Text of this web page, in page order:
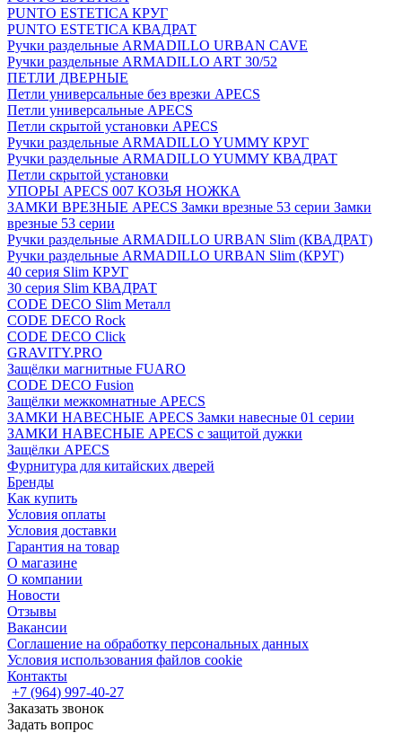
PUNTO ESTETICA КРУГ
PUNTO ESTETICA КВАДРАТ
Ручки раздельные ARMADILLO URBAN CAVE
Ручки раздельные ARMADILLO ART 30/52
ПЕТЛИ ДВЕРНЫЕ
Петли универсальные без врезки APECS
Петли универсальные APECS
Петли скрытой установки APECS
Ручки раздельные ARMADILLO YUMMY КРУГ
Ручки раздельные ARMADILLO YUMMY КВАДРАТ
Петли скрытой установки
УПОРЫ APECS 007 КОЗЬЯ НОЖКА
ЗАМКИ ВРЕЗНЫЕ APECS Замки врезные 53 серии Замки
врезные 53 серии
Ручки раздельные ARMADILLO URBAN Slim (КВАДРАТ)
Ручки раздельные ARMADILLO URBAN Slim (КРУГ)
40 серия Slim КРУГ
30 серия Slim КВАДРАТ
CODE DECO Slim Металл
CODE DECO Rock
CODE DECO Click
GRAVITY.PRO
Защёлки магнитные FUARO
CODE DECO Fusion
Защёлки межкомнатные APECS
ЗАМКИ НАВЕСНЫЕ APECS Замки навесные 01 серии
ЗАМКИ НАВЕСНЫЕ APECS с защитой дужки
Защёлки APECS
Фурнитура для китайских дверей
Бренды
Как купить
Условия оплаты
Условия доставки
Гарантия на товар
О магазине
О компании
Новости
Отзывы
Вакансии
Соглашение на обработку персональных данных
Условия использования файлов cookie
Контакты
+7 (964) 997-40-27
Заказать звонок
Задать вопрос